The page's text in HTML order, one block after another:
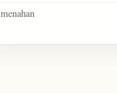
menahan